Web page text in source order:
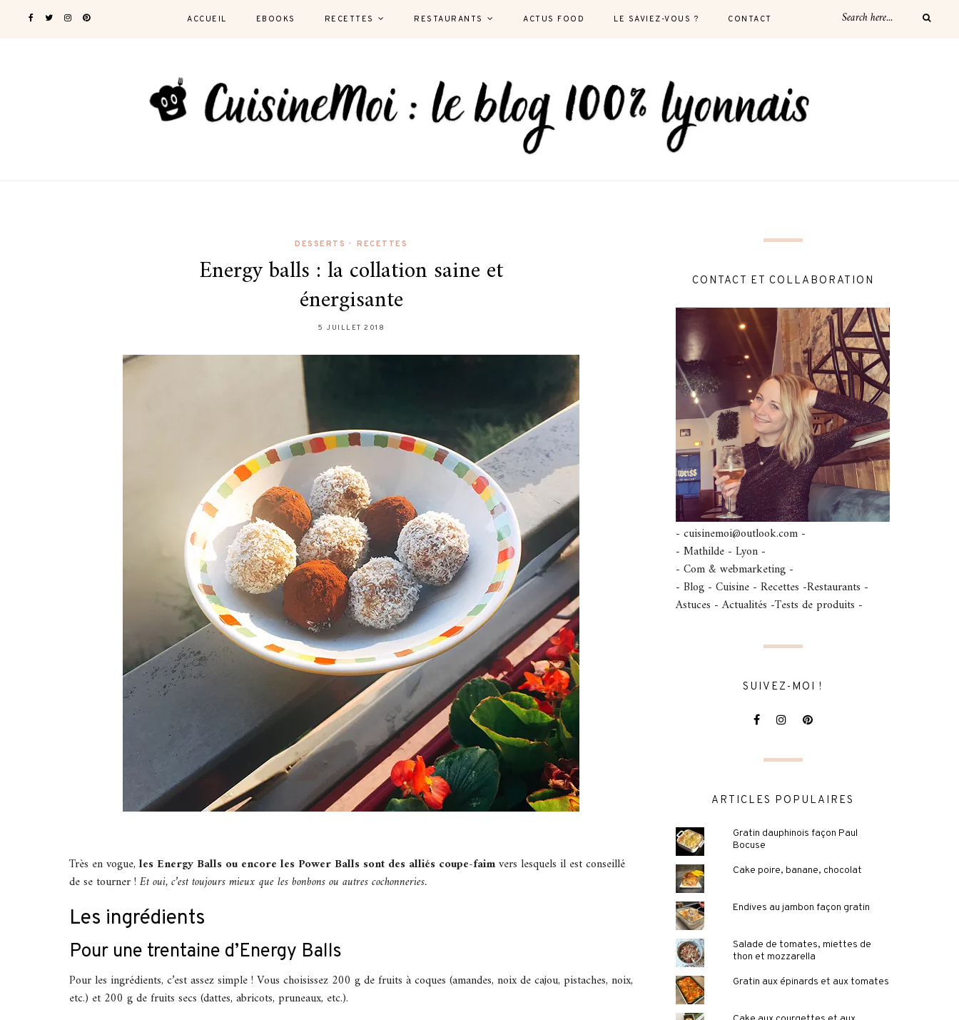
ACCUEIL EBOOKS RECETTES RESTAURANTS ACTUS FOOD LE SAVIEZ-VOUS ? CONTACT
DESSERTS • RECETTES
Energy balls : la collation saine et
énergisante
5 JUILLET 2018
Très en vogue, les Energy Balls ou encore les Power Balls sont des alliés coupe-faimvers lesquels il est conseillé
de se tourner ! Et oui, c’est toujours mieux que les bonbons ou autres cochonneries.
Les ingrédients
Pour une trentaine d’Energy Balls
Pour les ingrédients, c’est assez simple ! Vous choisissez 200 g de fruits à coques (amandes, noix de cajou, pistaches, noix,
etc.) et 200 g de fruits secs (dattes, abricots, pruneaux, etc.).
CONTACT ET COLLABORATION
- cuisinemoi@outlook.com -
- Mathilde - Lyon -
- Com & webmarketing -
- Blog - Cuisine - Recettes -Restaurants -
Astuces - Actualités -Tests de produits -
SUIVEZ-MOI !
ARTICLES POPULAIRES
Gratin dauphinois façon Paul
Bocuse
Cake poire, banane, chocolat
Endives au jambon façon gratin
Salade de tomates, miettes de
thon et mozzarella
Gratin aux épinards et aux tomates